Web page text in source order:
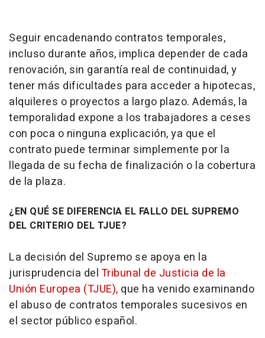
Seguir encadenando contratos temporales,
incluso durante años, implica depender de cada
renovación, sin garantía real de continuidad, y
tener más dificultades para acceder a hipotecas,
alquileres o proyectos a largo plazo. Además, la
temporalidad expone a los trabajadores a ceses
con poca o ninguna explicación, ya que el
contrato puede terminar simplemente por la
llegada de su fecha de finalización o la cobertura
de la plaza.
¿EN QUÉ SE DIFERENCIA EL FALLO DEL SUPREMO
DEL CRITERIO DEL TJUE?
La decisión del Supremo se apoya en la
jurisprudencia delTribunal de Justicia de la
Unión Europea (TJUE), que ha venido examinando
el abuso de contratos temporales sucesivos en
el sector público español.